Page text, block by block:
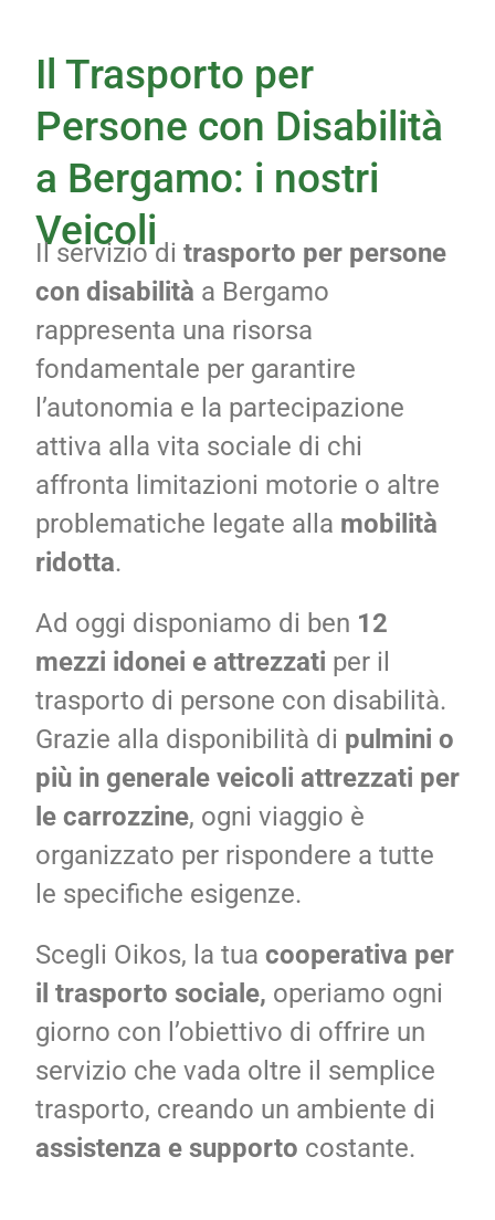
Il Trasporto per
Persone con Disabilità
a Bergamo: i nostri
Veicoli
Il servizio di trasporto per persone
con disabilità a Bergamo
rappresenta una risorsa
fondamentale per garantire
l’autonomia e la partecipazione
attiva alla vita sociale di chi
affronta limitazioni motorie o altre
problematiche legate alla mobilità
ridotta.
Ad oggi disponiamo di ben 12
mezzi idonei e attrezzati per il
trasporto di persone con disabilità.
Grazie alla disponibilità di pulmini o
più in generale veicoli attrezzati per
le carrozzine, ogni viaggio è
organizzato per rispondere a tutte
le specifiche esigenze.
Scegli Oikos, la tua cooperativa per
il trasporto sociale, operiamo ogni
giorno con l’obiettivo di offrire un
servizio che vada oltre il semplice
trasporto, creando un ambiente di
assistenza e supporto costante.